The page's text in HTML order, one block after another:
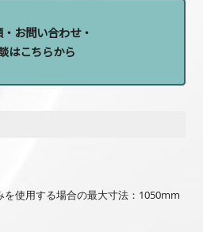
・お問い合わせ・
はこちらから
使用する場合の最大寸法：1050mm